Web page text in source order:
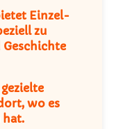
Einzel-
zu
Geschichte
wo es
hat.